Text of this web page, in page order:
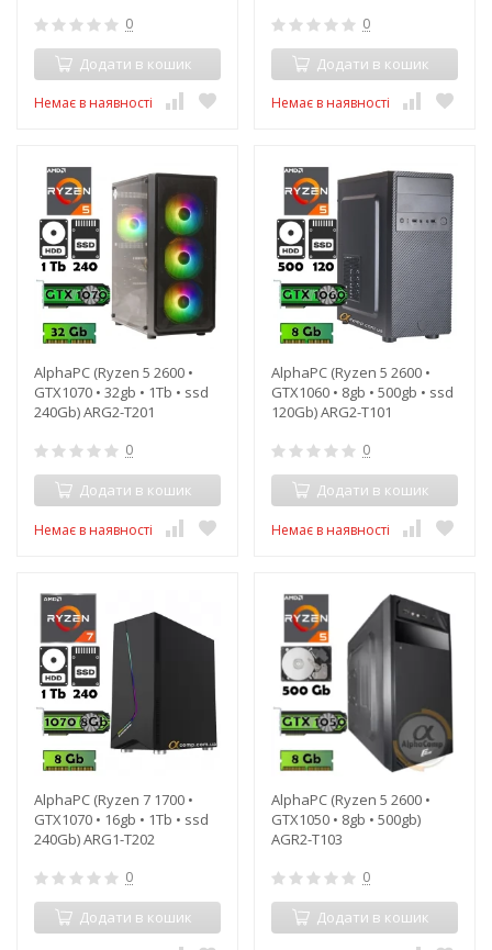
0
Додати в кошик
Немає в наявності
0
Додати в кошик
Немає в наявності
AlphaPC (Ryzen 5 2600 •
GTX1070 • 32gb • 1Tb • ssd
240Gb) ARG2-T201
0
Додати в кошик
Немає в наявності
AlphaPC (Ryzen 5 2600 •
GTX1060 • 8gb • 500gb • ssd
120Gb) ARG2-T101
0
Додати в кошик
Немає в наявності
AlphaPC (Ryzen 7 1700 •
GTX1070 • 16gb • 1Tb • ssd
240Gb) ARG1-T202
0
Додати в кошик
AlphaPC (Ryzen 5 2600 •
GTX1050 • 8gb • 500gb)
AGR2-T103
0
Додати в кошик